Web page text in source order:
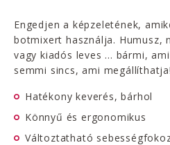
Engedjen a képzeletének,
botmixert használja. Humusz,
vagy kiadós leves ... bármi,
semmi sincs, ami megállíthatja!
Hatékony keverés, bárhol
Könnyű és ergonomikus
Változtatható